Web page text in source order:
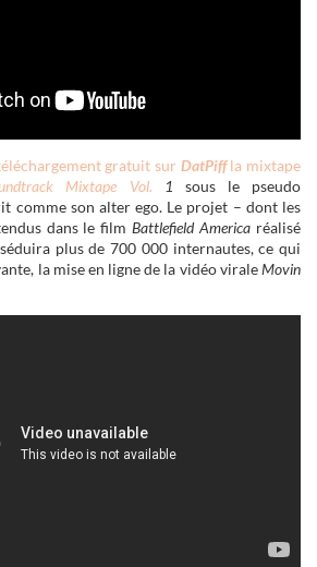
gratuit sur DatPiffla mixtape
Mixtape Vol. 1 sous le pseudo
comme son alter ego. Le projet – dont les
dans le filmBattlefield America réalisé
plus de 700 000 internautes, ce qui
la mise en ligne de la vidéo viraleMovin